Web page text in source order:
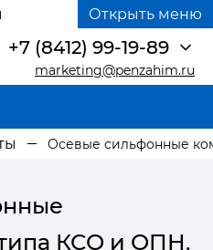
Открыть меню
marketing@penzahim.ru
+7 (8412) 99-19-89
Осевые сильфонные
КСО и ОПН.